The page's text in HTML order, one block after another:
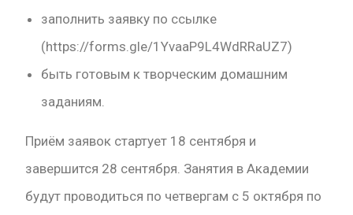
заполнить заявку по ссылке
(https://forms.gle/1YvaaP9L4WdRRaUZ7)
быть готовым к творческим домашним
заданиям.
Приём заявок стартует 18 сентября и
завершится 28 сентября. Занятия в Академии
будут проводиться по четвергам с 5 октября по